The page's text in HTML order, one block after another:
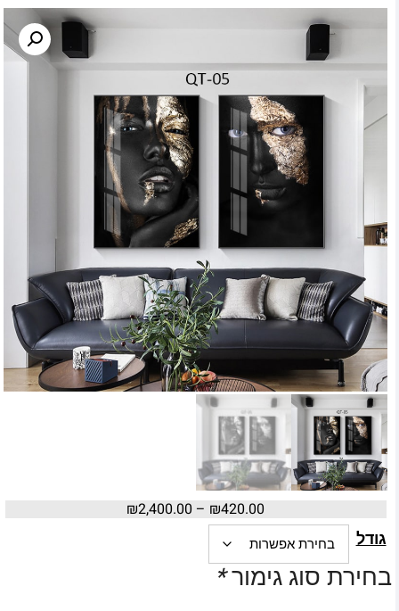
₪420.00
–
₪2,400.00
גודל
בחירת סוג גימור*